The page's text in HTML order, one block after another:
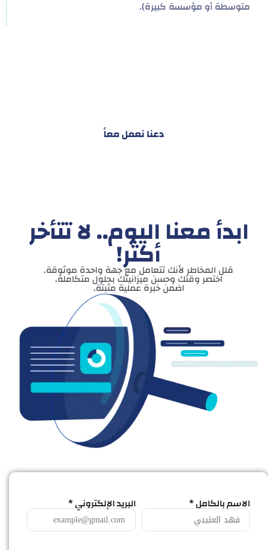
متوسطة أو مؤسسة كبيرة).
دعنا نعمل معاً
ابدأ معنا اليوم.. لا تتأخر
أكثر!
قلل المخاطر لأنك تتعامل مع جهة واحدة موثوقة.
اختصر وقتك وحسن ميزانيتك بحلول متكاملة.
اضمن خبرة عملية مثبتة.
الاسم بالكامل * البريد الإلكتروني *